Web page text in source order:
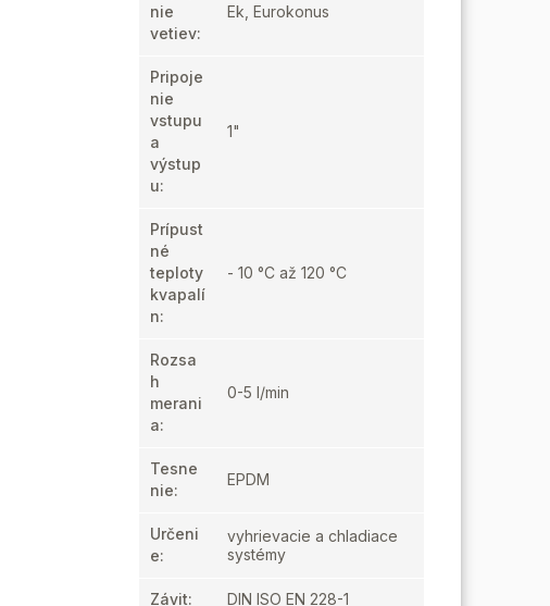
nie
vetiev:
Ek, Eurokonus
Pripoje
nie
vstupu
a
výstup
u:
1"
Prípust
né
teploty
kvapalí
n:
- 10 °C až 120 °C
Rozsa
h
merani
a:
0-5 l/min
Tesne
nie:
EPDM
Určeni
e:
vyhrievacie a chladiace
systémy
Závit: DIN ISO EN 228-1